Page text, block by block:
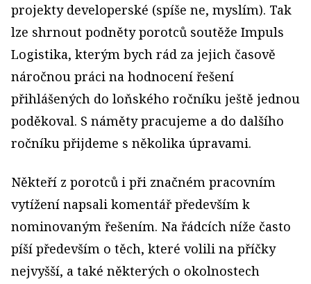
projekty developerské (spíše ne, myslím). Tak
lze shrnout podněty porotců soutěže Impuls
Logistika, kterým bych rád za jejich časově
náročnou práci na hodnocení řešení
přihlášených do loňského ročníku ještě jednou
poděkoval. S náměty pracujeme a do dalšího
ročníku přijdeme s několika úpravami.
Někteří z porotců i při značném pracovním
vytížení napsali komentář především k
nominovaným řešením. Na řádcích níže často
píší především o těch, které volili na příčky
nejvyšší, a také některých o okolnostech